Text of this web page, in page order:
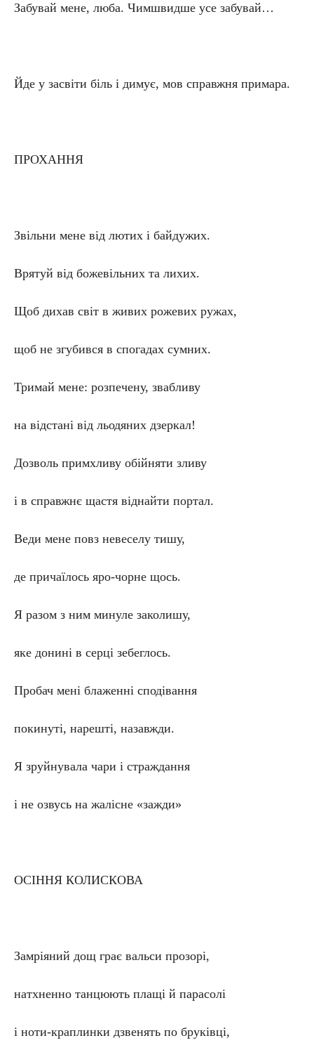
Забувай мене, люба. Чимшвидше усе забувай…
Йде у засвіти біль і димує, мов справжня примара.
ПРОХАННЯ
Звільни мене від лютих і байдужих.
Врятуй від божевільних та лихих.
Щоб дихав світ в живих рожевих ружах,
щоб не згубився в спогадах сумних.
Тримай мене: розпечену, звабливу
на відстані від льодяних дзеркал!
Дозволь примхливу обійняти зливу
і в справжнє щастя віднайти портал.
Веди мене повз невеселу тишу,
де причаїлось яро-чорне щось.
Я разом з ним минуле заколишу,
яке донині в серці зебеглось.
Пробач мені блаженні сподівання
покинуті, нарешті, назавжди.
Я зруйнувала чари і страждання
і не озвусь на жалісне «зажди»
ОСІННЯ КОЛИСКОВА
Замріяний дощ грає вальси прозорі,
натхненно танцюють плащі й парасолі
і ноти-краплинки дзвенять по бруківці,